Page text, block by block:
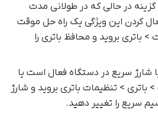
در حالی که در طولانی مدت
کردن این ویژگی یک راه حل موقت
باتری بروید و محافظ باتری را
شارژ سریع در دستگاه فعال است یا
باتری > تنظیمات باتری بروید و شارژ
سریع را تغییر دهید.